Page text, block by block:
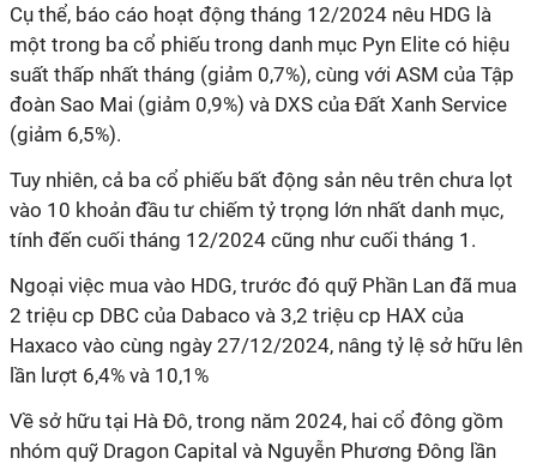
Cụ thể, báo cáo hoạt động tháng 12/2024 nêu HDG là
một trong ba cổ phiếu trong danh mục Pyn Elite có hiệu
suất thấp nhất tháng (giảm 0,7%), cùng với ASM của Tập
đoàn Sao Mai (giảm 0,9%) và DXS của Đất Xanh Service
(giảm 6,5%).
Tuy nhiên, cả ba cổ phiếu bất động sản nêu trên chưa lọt
vào 10 khoản đầu tư chiếm tỷ trọng lớn nhất danh mục,
tính đến cuối tháng 12/2024 cũng như cuối tháng 1.
Ngoại việc mua vào HDG, trước đó quỹ Phần Lan đã mua
2 triệu cp DBC của Dabaco và 3,2 triệu cp HAX của
Haxaco vào cùng ngày 27/12/2024, nâng tỷ lệ sở hữu lên
lần lượt 6,4% và 10,1%
Về sở hữu tại Hà Đô, trong năm 2024, hai cổ đông gồm
nhóm quỹ Dragon Capital và Nguyễn Phương Đông lần